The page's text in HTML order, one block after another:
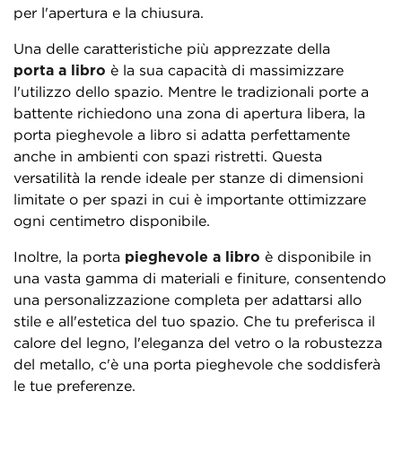
per l'apertura e la chiusura.
Una delle caratteristiche più apprezzate della
porta a libro è la sua capacità di massimizzare
l'utilizzo dello spazio. Mentre le tradizionali porte a
battente richiedono una zona di apertura libera, la
porta pieghevole a libro si adatta perfettamente
anche in ambienti con spazi ristretti. Questa
versatilità la rende ideale per stanze di dimensioni
limitate o per spazi in cui è importante ottimizzare
ogni centimetro disponibile.
Inoltre, la porta pieghevole a libro è disponibile in
una vasta gamma di materiali e finiture, consentendo
una personalizzazione completa per adattarsi allo
stile e all'estetica del tuo spazio. Che tu preferisca il
calore del legno, l'eleganza del vetro o la robustezza
del metallo, c'è una porta pieghevole che soddisferà
le tue preferenze.